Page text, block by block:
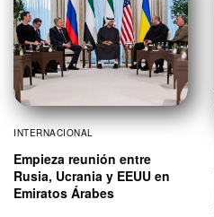
INTERNACIONAL
Empieza reunión entre
Rusia, Ucrania y EEUU en
Emiratos Árabes